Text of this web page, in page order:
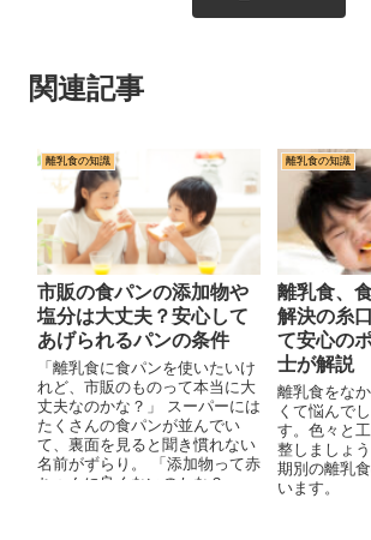
関連記事
離乳食の知識
市販の食パンの添加物や
塩分は大丈夫？安心して
あげられるパンの条件
「離乳食に食パンを使いたいけ
れど、市販のものって本当に大
丈夫なのかな？」 スーパーには
たくさんの食パンが並んでい
て、裏面を見ると聞き慣れない
名前がずらり。 「添加物って赤
ちゃんに良くないのかな？」
離乳食の知識
離乳食、
解決の糸
て安心の
士が解説
離乳食をな
くて悩んで
す。色々と
整しましょ
期別の離乳
います。